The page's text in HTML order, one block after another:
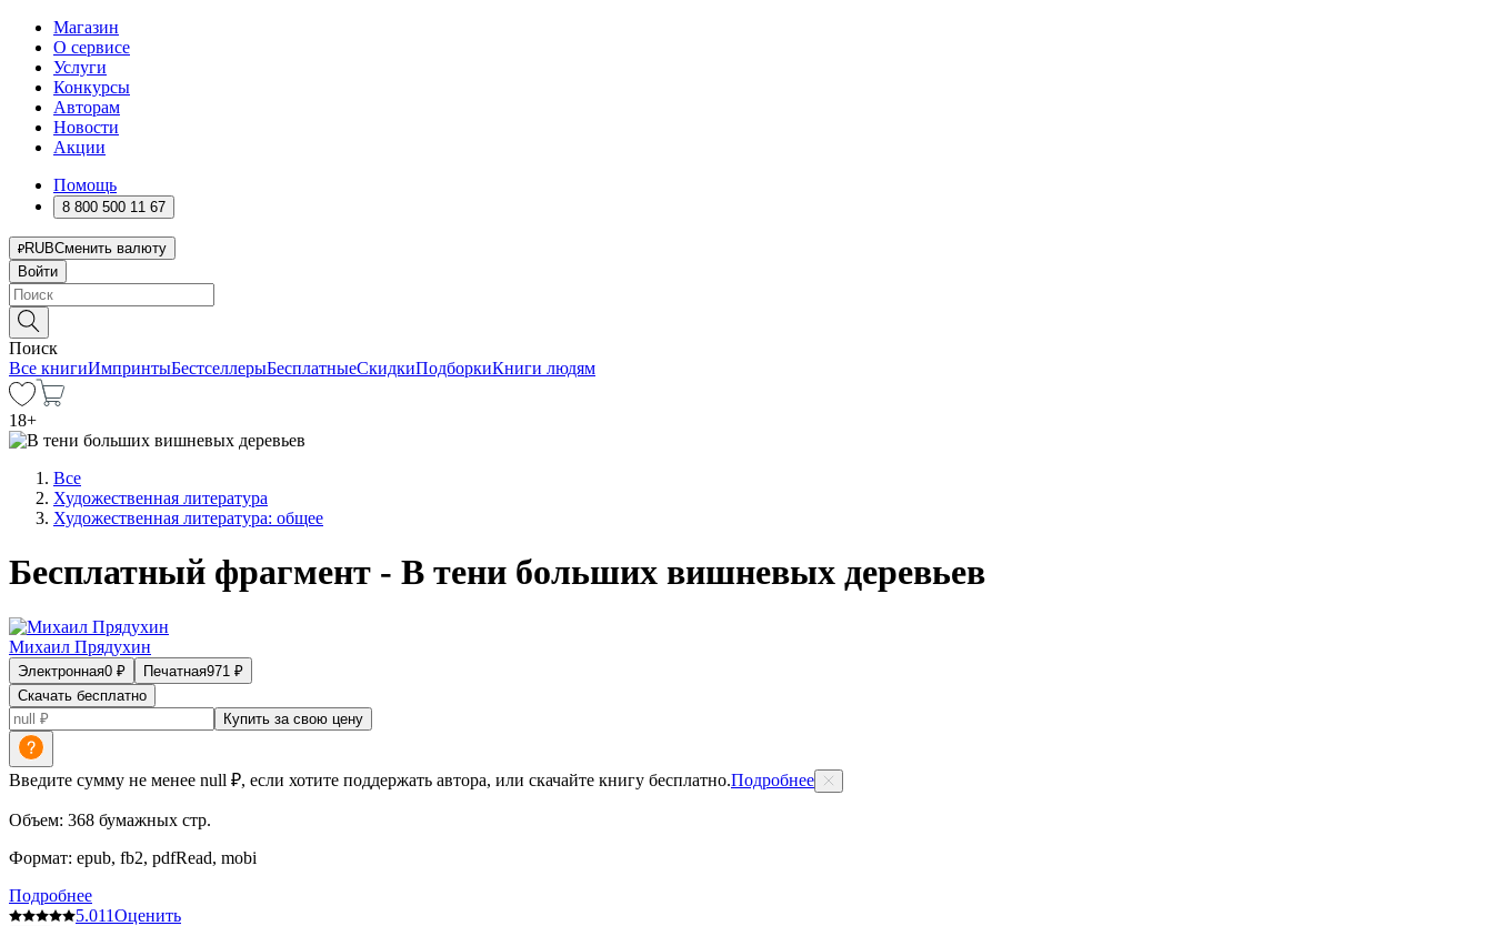
Магазин
О сервисе
Услуги
Конкурсы
Авторам
Новости
Акции
Помощь
8 800 500 11 67
RUBСменить валюту
Войти
Поиск
Все книгиИмпринтыБестселлерыБесплатныеСкидкиПодборкиКниги людям
18+
Все
Художественная литература
Художественная литература: общее
Бесплатный фрагмент - В тени больших вишневых деревьев
Михаил Прядухин
Электронная0 ₽ Печатная971 ₽
Скачать бесплатно
Купить за свою цену
Введите сумму не менее null ₽, если хотите поддержать автора, или скачайте книгу бесплатно.Подробнее
Объем: 368 бумажных стр.
Формат: epub, fb2, pdfRead, mobi
Подробнее
5.011Оценить